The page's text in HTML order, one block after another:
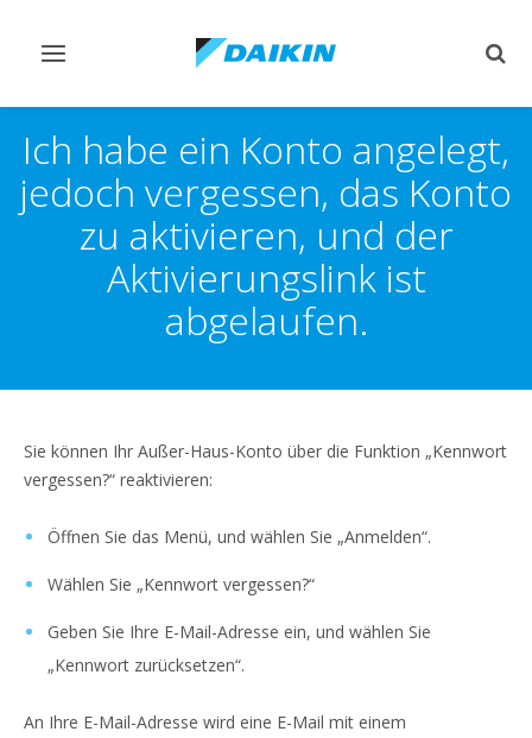
Navigation
Ich habe ein Konto angelegt,
jedoch vergessen, das Konto
zu aktivieren, und der
Aktivierungslink ist
abgelaufen.
Sie können Ihr Außer-Haus-Konto über die Funktion „Kennwort
vergessen?“ reaktivieren:
Öffnen Sie das Menü, und wählen Sie „Anmelden“.
Wählen Sie „Kennwort vergessen?“
Geben Sie Ihre E-Mail-Adresse ein, und wählen Sie
„Kennwort zurücksetzen“.
An Ihre E-Mail-Adresse wird eine E-Mail mit einem